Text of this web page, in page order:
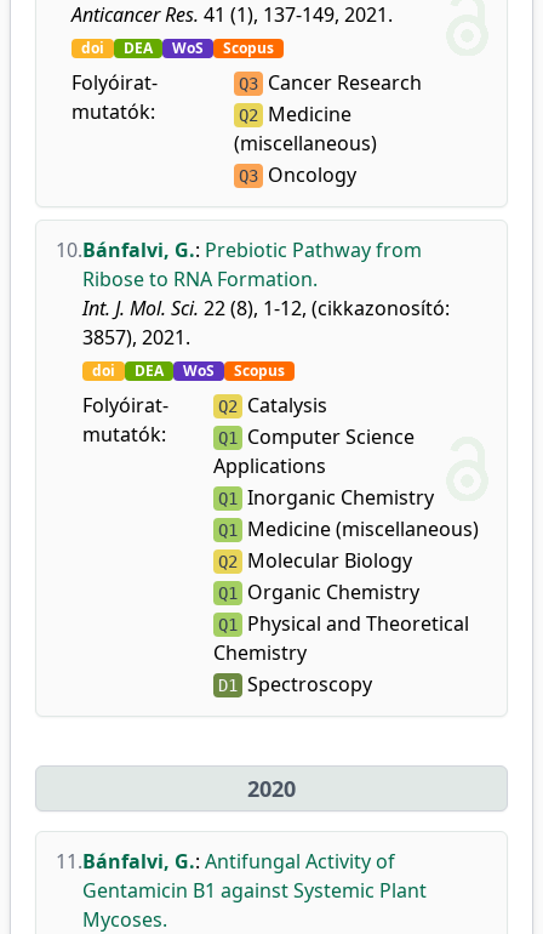
Anticancer Res. 41 (1), 137-149, 2021.
doi DEA WoS Scopus
Folyóirat-
mutatók:
Q3 Cancer Research
Q2 Medicine
(miscellaneous)
Q3 Oncology
10.Bánfalvi, G.: Prebiotic Pathway from
Ribose to RNA Formation.
Int. J. Mol. Sci. 22 (8), 1-12, (cikkazonosító:
3857), 2021.
doi DEA WoS Scopus
Folyóirat-
mutatók:
Q2 Catalysis
Q1
Computer Science
Applications
Q1 Inorganic Chemistry
Q1 Medicine (miscellaneous)
Q2 Molecular Biology
Q1 Organic Chemistry
Q1
Physical and Theoretical
Chemistry
D1 Spectroscopy
2020
11.Bánfalvi, G.: Antifungal Activity of
Gentamicin B1 against Systemic Plant
Mycoses.